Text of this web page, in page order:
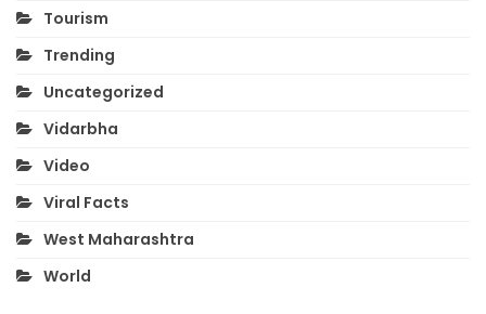
Tourism
Trending
Uncategorized
Vidarbha
Video
Viral Facts
West Maharashtra
World